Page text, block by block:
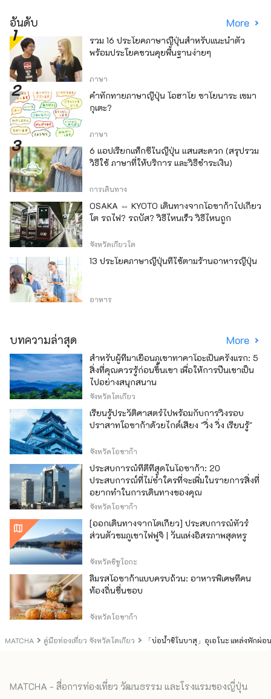
MATCHA คู่มือท่องเที่ยว จังหวัดโตเกียว 「บ่อน้ำชิโนบาสุ」อุเอโนะ แหล่งพักผ่อ
อันดับ More
รวม 16 ประโยคภาษาญี่ปุ่นสำหรับแนะนำตัว
พร้อมประโยคชวนคุยพื้นฐานง่ายๆ
ภาษา
คำทักทายภาษาญี่ปุ่น โอฮาโย ซาโยนาระ เซมา
กุเตะ?
ภาษา
6 แอปเรียกแท็กซี่ในญี่ปุ่น แสนสะดวก (สรุปรวม
วิธีใช้ ภาษาที่ให้บริการ และวิธีชำระเงิน)
การเดินทาง
OSAKA ⇔ KYOTO เดินทางจากโอซาก้าไปเกียว
โต รถไฟ? รถบัส? วิธีไหนเร็ว วิธีไหนถูก
จังหวัดเกียวโต
13 ประโยคภาษาญี่ปุ่นที่ใช้ตามร้านอาหารญี่ปุ่น
อาหาร
บทความล่าสุด More
สำหรับผู้ที่มาเยือนภูเขาทาคาโอะเป็นครั้งแรก: 5
สิ่งที่คุณควรรู้ก่อนขึ้นเขา เพื่อให้การปีนเขาเป็น
ไปอย่างสนุกสนาน
จังหวัดโตเกียว
เรียนรู้ประวัติศาสตร์ไปพร้อมกับการวิ่งรอบ
ปราสาทโอซาก้าด้วยไกด์เสียง "วิ่ง วิ่ง เรียนรู้"
จังหวัดโอซาก้า
ประสบการณ์ที่ดีที่สุดในโอซาก้า: 20
ประสบการณ์ที่ไม่ซ้ำใครที่จะเพิ่มในรายการสิ่งที่
อยากทำในการเดินทางของคุณ
จังหวัดโอซาก้า
[ออกเดินทางจากโตเกียว] ประสบการณ์ทัวร์
ส่วนตัวชมภูเขาไฟฟูจิ | วันแห่งอิสรภาพสุดหรู
จังหวัดชิซูโอกะ
ลิ้มรสโอซาก้าแบบครบถ้วน: อาหารพิเศษที่คน
ท้องถิ่นชื่นชอบ
จังหวัดโอซาก้า
MATCHA - สื่อการท่องเที่ยว วัฒนธรรม และโรงแรมของญี่ปุ่น